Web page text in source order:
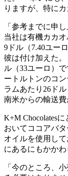
りますが、特に
「参考までに申
当社は有機カカ
9ドル（7.40ユー
彼は付け加えた。
ル（33ユーロ）
ートルトンのコ
ラムあたり26ド
南米からの輸送費
K+M Chocolates
おいてココアバ
オイルを使用して
にあるにもかか
「今のところ、